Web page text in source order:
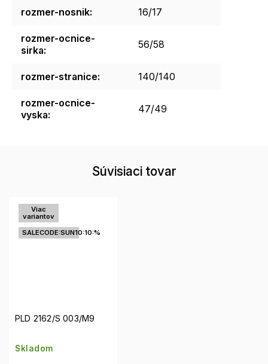
rozmer-nosnik: 16/17
rozmer-ocnice-
sirka: 56/58
rozmer-stranice: 140/140
rozmer-ocnice-
vyska: 47/49
Súvisiaci tovar
Viac
variantov
SALECODE:SUN10:10:%
PLD 2162/S 003/M9
Skladom